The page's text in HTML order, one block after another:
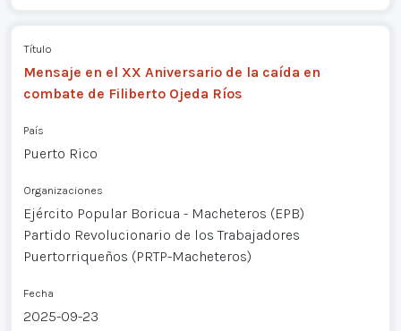
Título
Mensaje en el XX Aniversario de la caída en
combate de Filiberto Ojeda Ríos
País
Puerto Rico
Organizaciones
Ejército Popular Boricua - Macheteros (EPB)
Partido Revolucionario de los Trabajadores
Puertorriqueños (PRTP-Macheteros)
Fecha
2025-09-23